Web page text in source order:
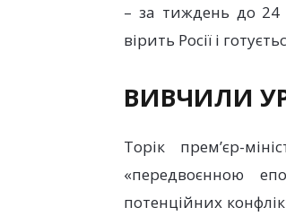
– за тиждень до 24
вірить Росії і
ВИВЧИЛИ
Торік прем’єр-
«передвоєнною
потенційних